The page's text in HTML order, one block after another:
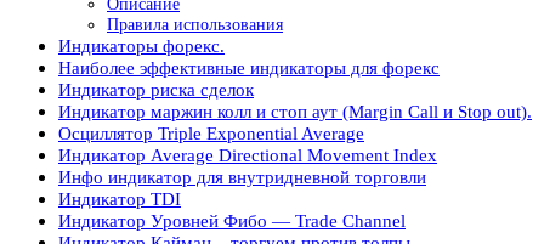
Описание
Правила использования
Индикаторы форекс.
Наиболее эффективные индикаторы для форекс
Индикатор риска сделок
Индикатор маржин колл и стоп аут (Margin Call и Stop out).
Осциллятор Triple Exponential Average
Индикатор Average Directional Movement Index
Инфо индикатор для внутридневной торговли
Индикатор TDI
Индикатор Уровней Фибо — Trade Channel